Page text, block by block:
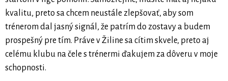
kvalitu, preto sa chcem neustále zlepšovať, aby som
trénerom dal jasný signál, že patrím do zostavy a budem
prospešný pre tím. Práve v Žiline sa cítim skvele, preto aj
celému klubu na čele s trénermi ďakujem za dôveru v moje
schopnosti.